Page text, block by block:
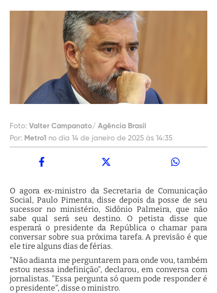
Foto: Valter Campanato/ Agência Brasil
Por: Metro1 no dia 14 de janeiro de 2025 às 14:35
O agora ex-ministro da Secretaria de Comunicação
Social, Paulo Pimenta, disse depois da posse de seu
sucessor no ministério, Sidônio Palmeira, que não
sabe qual será seu destino. O petista disse que
esperará o presidente da República o chamar para
conversar sobre sua próxima tarefa. A previsão é que
ele tire alguns dias de férias.
"Não adianta me perguntarem para onde vou, também
estou nessa indefinição", declarou, em conversa com
jornalistas. "Essa pergunta só quem pode responder é
o presidente", disse o ministro.